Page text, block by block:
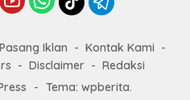
Pasang Iklan
Kontak Kami
Disclaimer
Redaksi
- Tema: wpberita.